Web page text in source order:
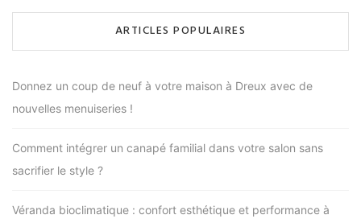
ARTICLES POPULAIRES
Donnez un coup de neuf à votre maison à Dreux avec de
nouvelles menuiseries !
Comment intégrer un canapé familial dans votre salon sans
sacrifier le style ?
Véranda bioclimatique : confort esthétique et performance à